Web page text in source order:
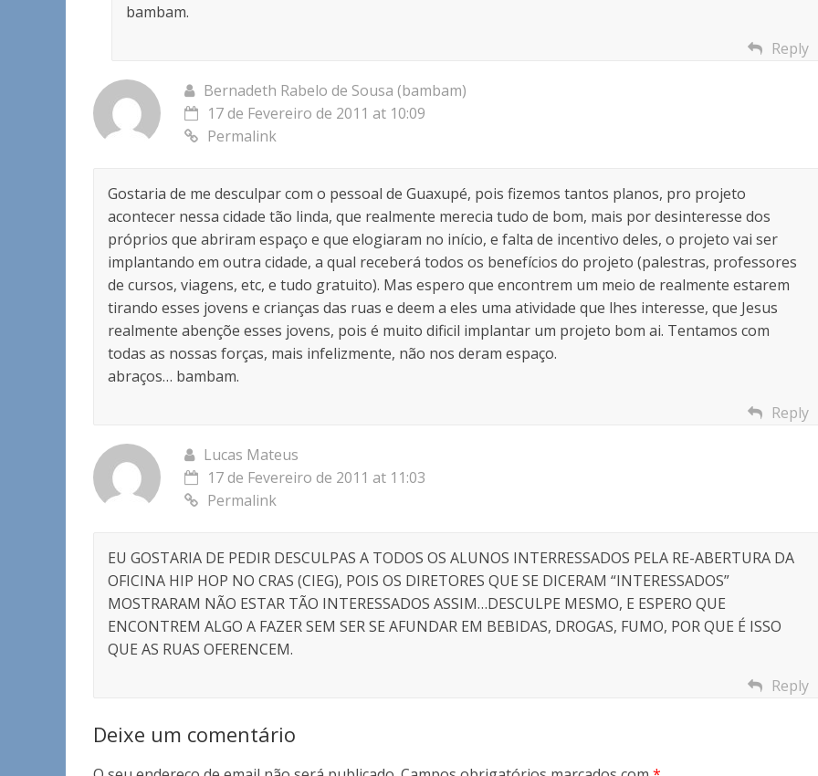
bambam.
Reply
Bernadeth Rabelo de Sousa (bambam)
17 de Fevereiro de 2011 at 10:09
Permalink
Gostaria de me desculpar com o pessoal de Guaxupé, pois fizemos tantos planos, pro projeto
acontecer nessa cidade tão linda, que realmente merecia tudo de bom, mais por desinteresse dos
próprios que abriram espaço e que elogiaram no início, e falta de incentivo deles, o projeto vai ser
implantando em outra cidade, a qual receberá todos os benefícios do projeto (palestras, professores
de cursos, viagens, etc, e tudo gratuito). Mas espero que encontrem um meio de realmente estarem
tirando esses jovens e crianças das ruas e deem a eles uma atividade que lhes interesse, que Jesus
realmente abençõe esses jovens, pois é muito dificil implantar um projeto bom ai. Tentamos com
todas as nossas forças, mais infelizmente, não nos deram espaço.
abraços… bambam.
Reply
Lucas Mateus
17 de Fevereiro de 2011 at 11:03
Permalink
EU GOSTARIA DE PEDIR DESCULPAS A TODOS OS ALUNOS INTERRESSADOS PELA RE-ABERTURA DA
OFICINA HIP HOP NO CRAS (CIEG), POIS OS DIRETORES QUE SE DICERAM “INTERESSADOS”
MOSTRARAM NÃO ESTAR TÃO INTERESSADOS ASSIM…DESCULPE MESMO, E ESPERO QUE
ENCONTREM ALGO A FAZER SEM SER SE AFUNDAR EM BEBIDAS, DROGAS, FUMO, POR QUE É ISSO
QUE AS RUAS OFERENCEM.
Reply
Deixe um comentário